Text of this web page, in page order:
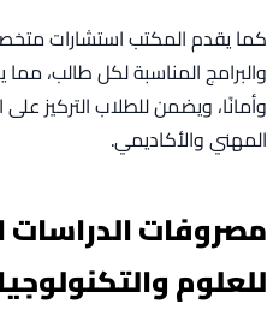
كما يقدم المكتب استشارات
والبرامج المناسبة لكل طالب، مما
وأمانًا، ويضمن للطلاب التركيز على
المهني والأكاديمي.
مصروفات الدراسات
للعلوم والتكنولوجيا